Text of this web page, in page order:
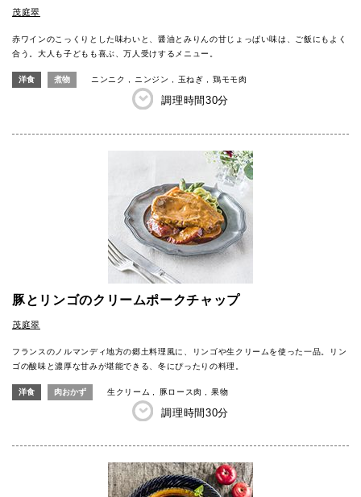
茂庭翠
赤ワインのこっくりとした味わいと、醤油とみりんの甘じょっぱい味は、ご飯にもよく
合う。大人も子どもも喜ぶ、万人受けするメニュー。
洋食 煮物 ニンニク ニンジン 玉ねぎ 鶏モモ肉
調理時間30分
豚とリンゴのクリームポークチャップ
茂庭翠
フランスのノルマンディ地方の郷土料理風に、リンゴや生クリームを使った一品。リン
ゴの酸味と濃厚な甘みが堪能できる、冬にぴったりの料理。
洋食 肉おかず 生クリーム 豚ロース肉 果物
調理時間30分